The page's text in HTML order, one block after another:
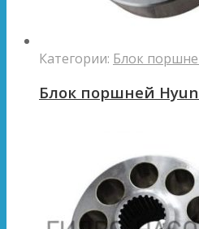
Категории: Блок
Блок поршней